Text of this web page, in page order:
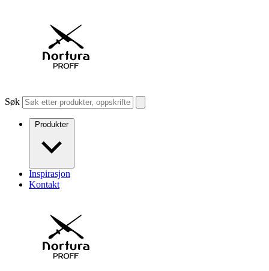
Søk
Produkter
Inspirasjon
Kontakt